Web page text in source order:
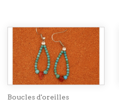
Boucles d'oreilles